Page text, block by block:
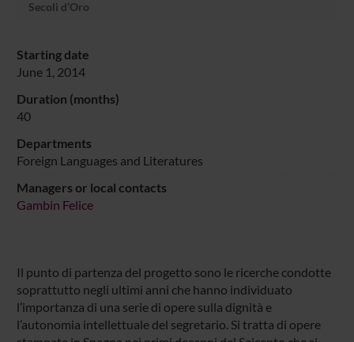
Secoli d’Oro
Starting date
June 1, 2014
Duration (months)
40
Departments
Foreign Languages and Literatures
Managers or local contacts
Gambin Felice
Il punto di partenza del progetto sono le ricerche condotte
soprattutto negli ultimi anni che hanno individuato
l’importanza di una serie di opere sulla dignità e
l’autonomia intellettuale del segretario. Si tratta di opere